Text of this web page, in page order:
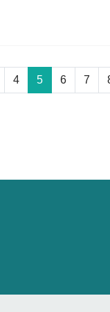
4 5 6 7